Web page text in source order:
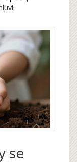
se